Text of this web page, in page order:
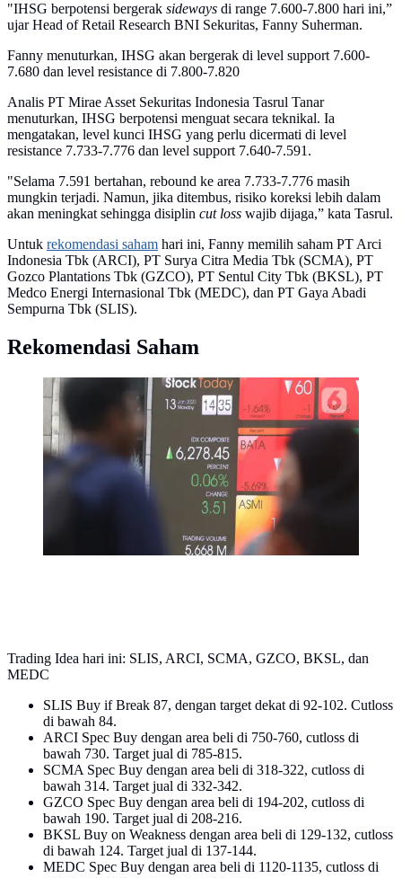
"IHSG berpotensi bergerak sideways di range 7.600-7.800 hari ini,”
ujar Head of Retail Research BNI Sekuritas, Fanny Suherman.
Fanny menuturkan, IHSG akan bergerak di level support 7.600-
7.680 dan level resistance di 7.800-7.820
Analis PT Mirae Asset Sekuritas Indonesia Tasrul Tanar
menuturkan, IHSG berpotensi menguat secara teknikal. Ia
mengatakan, level kunci IHSG yang perlu dicermati di level
resistance 7.733-7.776 dan level support 7.640-7.591.
"Selama 7.591 bertahan, rebound ke area 7.733-7.776 masih
mungkin terjadi. Namun, jika ditembus, risiko koreksi lebih dalam
akan meningkat sehingga disiplin cut loss wajib dijaga,” kata Tasrul.
Untuk rekomendasi saham hari ini, Fanny memilih saham PT Arci
Indonesia Tbk (ARCI), PT Surya Citra Media Tbk (SCMA), PT
Gozco Plantations Tbk (GZCO), PT Sentul City Tbk (BKSL), PT
Medco Energi Internasional Tbk (MEDC), dan PT Gaya Abadi
Sempurna Tbk (SLIS).
Rekomendasi Saham
Pejalan kaki melintas dekat layar pergerakan Indeks
Harga Saham Gabungan (IHSG) di kawasan Jakarta,
Senin (13/1/2020). IHSG sore ini ditutup di zona hijau
pada level 6.296 naik 21,62 poin atau 0,34 persen.
(Liputan6.com/Angga Yuniar)
Trading Idea hari ini: SLIS, ARCI, SCMA, GZCO, BKSL, dan
MEDC
SLIS Buy if Break 87, dengan target dekat di 92-102. Cutloss
di bawah 84.
ARCI Spec Buy dengan area beli di 750-760, cutloss di
bawah 730. Target jual di 785-815.
SCMA Spec Buy dengan area beli di 318-322, cutloss di
bawah 314. Target jual di 332-342.
GZCO Spec Buy dengan area beli di 194-202, cutloss di
bawah 190. Target jual di 208-216.
BKSL Buy on Weakness dengan area beli di 129-132, cutloss
di bawah 124. Target jual di 137-144.
MEDC Spec Buy dengan area beli di 1120-1135, cutloss di